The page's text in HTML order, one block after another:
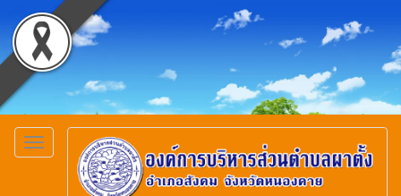
Toggle
navigation